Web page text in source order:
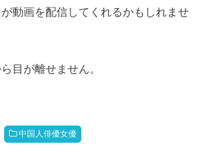
動画を配信してくれるかもしれませ
目が離せません。
中国人俳優女優